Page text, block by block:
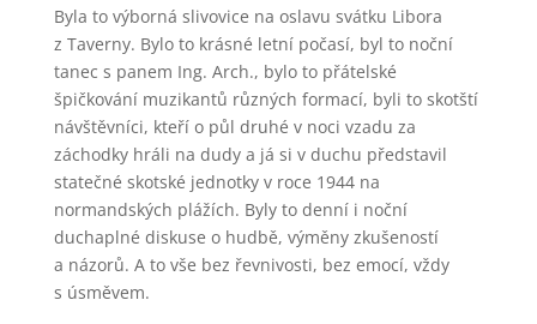
Byla to výborná slivovice na oslavu svátku Libora
z Taverny. Bylo to krásné letní počasí, byl to noční
tanec s panem Ing. Arch., bylo to přátelské
špičkování muzikantů různých formací, byli to skotští
návštěvníci, kteří o půl druhé v noci vzadu za
záchodky hráli na dudy a já si v duchu představil
statečné skotské jednotky v roce 1944 na
normandských plážích. Byly to denní i noční
duchaplné diskuse o hudbě, výměny zkušeností
a názorů. A to vše bez řevnivosti, bez emocí, vždy
s úsměvem.